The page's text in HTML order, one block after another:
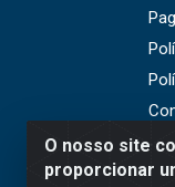
O nosso site
proporcionar